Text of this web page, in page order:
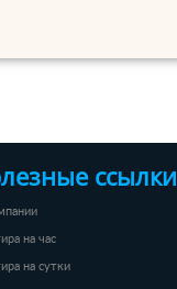
ссылки
на час
на сутки